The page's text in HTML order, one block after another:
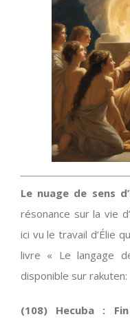
Le nuage de sens
résonance sur la vie
ici vu le travail d’Élie
livre « Le langage
disponible sur rakuten:
(108) Hecuba :